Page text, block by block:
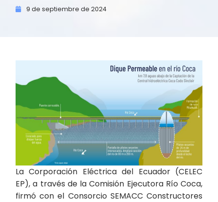
9 de septiembre de 2024
La Corporación Eléctrica del Ecuador (CELEC
EP), a través de la Comisión Ejecutora Río Coca,
firmó con el Consorcio SEMACC Constructores